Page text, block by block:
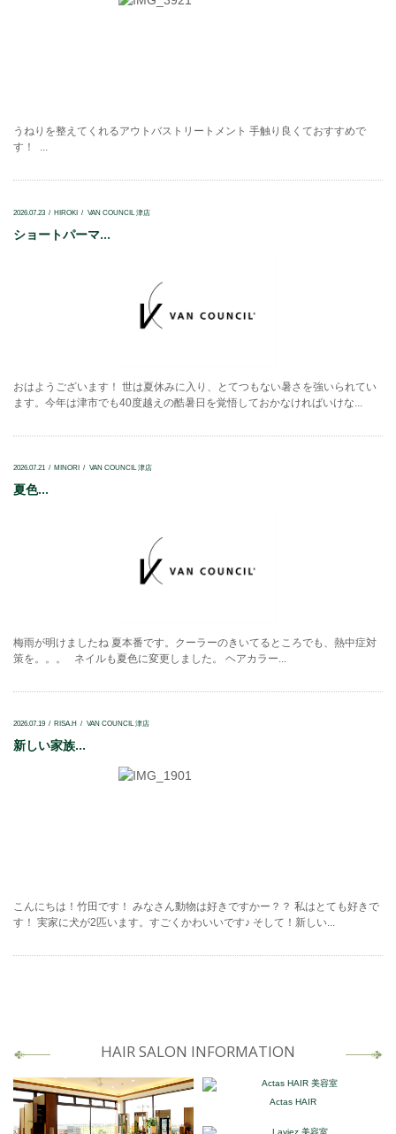
うねりを整えてくれるアウトバストリートメント 手触り良くておすすめで
す！ ...
2026.07.23 HIROKI VAN COUNCIL 津店
ショートパーマ...
おはようございます！ 世は夏休みに入り、とてつもない暑さを強いられてい
ます。今年は津市でも40度越えの酷暑日を覚悟しておかなければいけな...
2026.07.21 MINORI VAN COUNCIL 津店
夏色...
梅雨が明けましたね 夏本番です。クーラーのきいてるところでも、熱中症対
策を。。。 ネイルも夏色に変更しました。 ヘアカラー...
2026.07.19 RISA.H VAN COUNCIL 津店
新しい家族...
こんにちは！竹田です！ みなさん動物は好きですかー？？ 私はとても好きで
す！ 実家に犬が2匹います。すごくかわいいです♪ そして！新しい...
HAIR SALON INFORMATION
Actas HAIR